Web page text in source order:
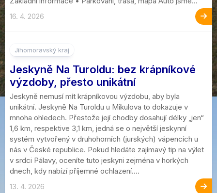
16. 4. 2026
Jihomoravský kraj
Jeskyně Na Turoldu: bez krápníkové
výzdoby, přesto unikátní
Jeskyně nemusí mít krápníkovou výzdobu, aby byla
unikátní. Jeskyně Na Turoldu u Mikulova to dokazuje v
mnoha ohledech. Přestože její chodby dosahují délky „jen“
1,6 km, respektive 3,1 km, jedná se o největší jeskynní
systém vytvořený v druhohorních (jurských) vápencích u
nás v České republice. Pokud hledáte zajímavý tip na výlet
v srdci Pálavy, oceníte tuto jeskyni zejména v horkých
dnech, kdy nabízí příjemné ochlazení....
13. 4. 2026